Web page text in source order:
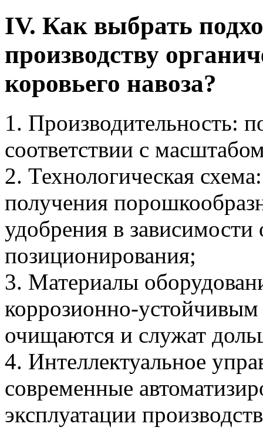
IV. Как выбрать
производству
коровьего навоза?
1. Производительность:
соответствии с
2. Технологическая
получения
удобрения в
позиционирования;
3. Материалы
коррозионно-устойчивым
очищаются и служат
4. Интеллектуальное
современные
эксплуатации